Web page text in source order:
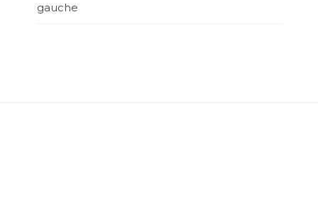
gauche